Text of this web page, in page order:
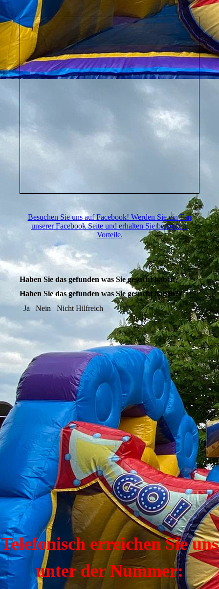
Besuchen Sie uns auf Facebook! Werden Sie ein Fan
unserer Facebook Seite und erhalten Sie besondere
Vorteile.
Haben Sie das gefunden was Sie gesucht haben?
Haben Sie das gefunden was Sie gesucht haben??
Ja
Nein Nicht Hilfreich
Telefonisch erreichen Sie uns
unter der Nummer: